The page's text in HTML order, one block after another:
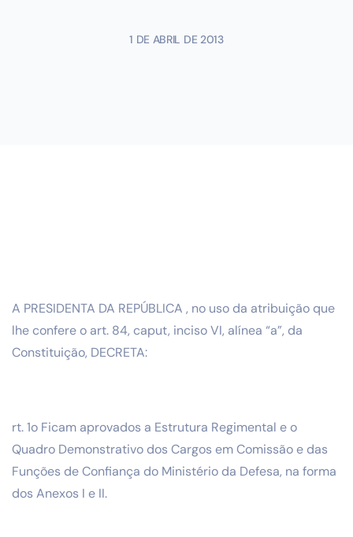
1 DE ABRIL DE 2013
A PRESIDENTA DA REPÚBLICA , no uso da atribuição que
lhe confere o art. 84, caput, inciso VI, alínea “a”, da
Constituição, DECRETA:
rt. 1o Ficam aprovados a Estrutura Regimental e o
Quadro Demonstrativo dos Cargos em Comissão e das
Funções de Confiança do Ministério da Defesa, na forma
dos Anexos I e II.